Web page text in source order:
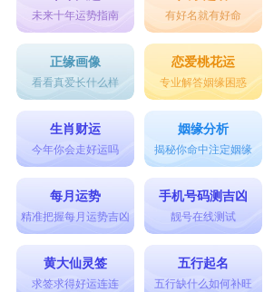
未来十年运势指南 有好名就有好命
正缘画像
看看真爱长什么样
恋爱桃花运
专业解答姻缘困惑
生肖财运
今年你会走好运吗
姻缘分析
揭秘你命中注定姻缘
每月运势
精准把握每月运势吉凶
手机号码测吉凶
靓号在线测试
黄大仙灵签
求签求得好运连连
五行起名
五行缺什么如何补旺